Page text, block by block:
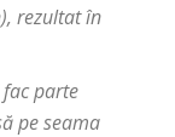
rezultat în
parte
pe seama